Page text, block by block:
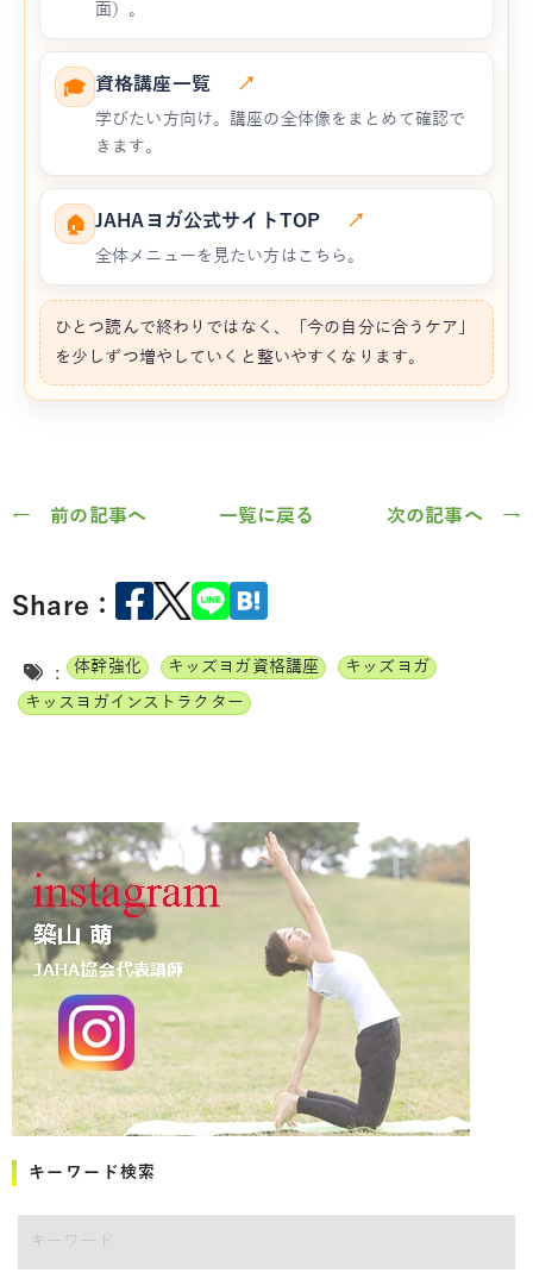
面）。
🎓 資格講座一覧 ↗
学びたい方向け。講座の全体像をまとめて確認で
きます。
🏠 JAHAヨガ公式サイトTOP ↗
全体メニューを見たい方はこちら。
ひとつ読んで終わりではなく、「今の自分に合うケア」
を少しずつ増やしていくと整いやすくなります。
← 前の記事へ 一覧に戻る 次の記事へ →
Share：
: 体幹強化 キッズヨガ資格講座
キッズヨガ
キッスヨガインストラクター
キーワード検索